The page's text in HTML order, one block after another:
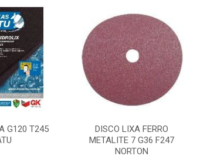
G120 T245
DISCO LIXA FERRO
METALITE 7 G36 F247
NORTON